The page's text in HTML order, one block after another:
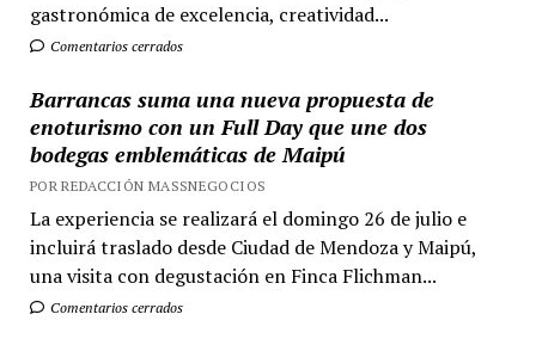
gastronómica de excelencia, creatividad...
Comentarios cerrados
Barrancas suma una nueva propuesta de
enoturismo con un Full Day que une dos
bodegas emblemáticas de Maipú
POR REDACCIÓN MASSNEGOCIOS
La experiencia se realizará el domingo 26 de julio e
incluirá traslado desde Ciudad de Mendoza y Maipú,
una visita con degustación en Finca Flichman...
Comentarios cerrados